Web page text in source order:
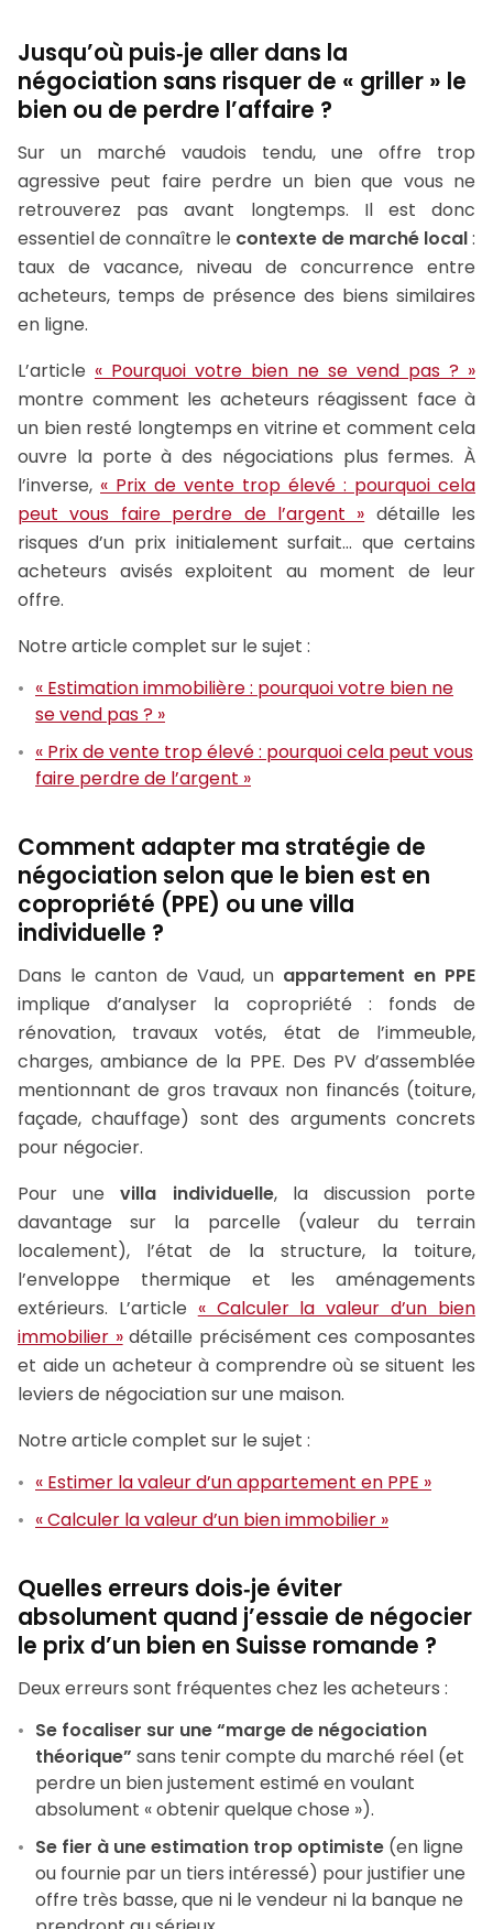
Jusqu’où puis‑je aller dans la
négociation sans risquer de « griller » le
bien ou de perdre l’affaire ?
Sur un marché vaudois tendu, une offre trop
agressive peut faire perdre un bien que vous ne
retrouverez pas avant longtemps. Il est donc
essentiel de connaître le contexte de marché local:
taux de vacance, niveau de concurrence entre
acheteurs, temps de présence des biens similaires
en ligne.
L’article « Pourquoi votre bien ne se vend pas ? »
montre comment les acheteurs réagissent face à
un bien resté longtemps en vitrine et comment cela
ouvre la porte à des négociations plus fermes. À
l’inverse, « Prix de vente trop élevé : pourquoi cela
peut vous faire perdre de l’argent » détaille les
risques d’un prix initialement surfait… que certains
acheteurs avisés exploitent au moment de leur
offre.
Notre article complet sur le sujet :
« Estimation immobilière : pourquoi votre bien ne
se vend pas ? »
« Prix de vente trop élevé : pourquoi cela peut vous
faire perdre de l’argent »
Comment adapter ma stratégie de
négociation selon que le bien est en
copropriété (PPE) ou une villa
individuelle ?
Dans le canton de Vaud, un appartement en PPE
implique d’analyser la copropriété : fonds de
rénovation, travaux votés, état de l’immeuble,
charges, ambiance de la PPE. Des PV d’assemblée
mentionnant de gros travaux non financés (toiture,
façade, chauffage) sont des arguments concrets
pour négocier.
Pour unevilla individuelle, la discussion porte
davantage sur la parcelle (valeur du terrain
localement), l’état de la structure, la toiture,
l’enveloppe thermique et les aménagements
extérieurs. L’article « Calculer la valeur d’un bien
immobilier »détaille précisément ces composantes
et aide un acheteur à comprendre où se situent les
leviers de négociation sur une maison.
Notre article complet sur le sujet :
« Estimer la valeur d’un appartement en PPE »
« Calculer la valeur d’un bien immobilier »
Quelles erreurs dois‑je éviter
absolument quand j’essaie de négocier
le prix d’un bien en Suisse romande ?
Deux erreurs sont fréquentes chez les acheteurs :
Se focaliser sur une “marge de négociation
théorique” sans tenir compte du marché réel (et
perdre un bien justement estimé en voulant
absolument « obtenir quelque chose »).
Se fier à une estimation trop optimiste (en ligne
ou fournie par un tiers intéressé) pour justifier une
offre très basse, que ni le vendeur ni la banque ne